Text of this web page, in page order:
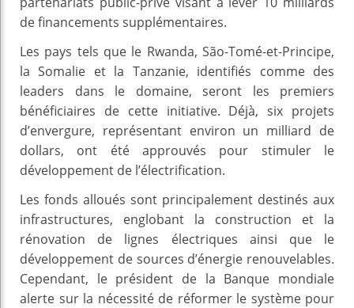
de financements supplémentaires.
Les pays tels que le Rwanda, São-Tomé-et-Principe,
la Somalie et la Tanzanie, identifiés comme des
leaders dans le domaine, seront les premiers
bénéficiaires de cette initiative. Déjà, six projets
d’envergure, représentant environ un milliard de
dollars, ont été approuvés pour stimuler le
développement de l’électrification.
Les fonds alloués sont principalement destinés aux
infrastructures, englobant la construction et la
rénovation de lignes électriques ainsi que le
développement de sources d’énergie renouvelables.
Cependant, le président de la Banque mondiale
alerte sur la nécessité de réformer le système pour